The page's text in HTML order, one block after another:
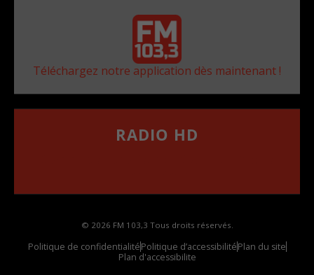
Téléchargez notre application dès maintenant !
RADIO HD
© 2026 FM 103,3 Tous droits réservés.
Politique de confidentialitéPolitique d’accessibilitéPlan du site
Plan d'accessibilite